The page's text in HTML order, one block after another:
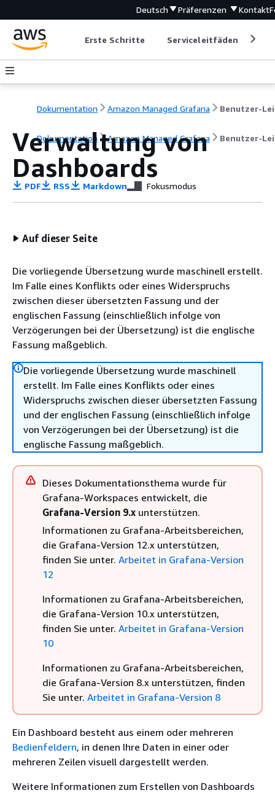
Deutsch Präferenzen Kontakt
Erste Schritte Serviceleitfäden
Dokumentation Amazon Managed Grafana
Dokumentation Amazon Managed Grafana Benutzer-
Verwaltung von
Dashboards
PDF RSS Markdown Fokusmodus
Auf dieser Seite
Die vorliegende Übersetzung wurde maschinell erstellt.
Im Falle eines Konflikts oder eines Widerspruchs
zwischen dieser übersetzten Fassung und der
englischen Fassung (einschließlich infolge von
Verzögerungen bei der Übersetzung) ist die englische
Fassung maßgeblich.
Die vorliegende Übersetzung wurde maschinell
erstellt. Im Falle eines Konflikts oder eines
Widerspruchs zwischen dieser übersetzten Fassung
und der englischen Fassung (einschließlich infolge
von Verzögerungen bei der Übersetzung) ist die
englische Fassung maßgeblich.
Dieses Dokumentationsthema wurde für
Grafana-Workspaces entwickelt, die
Grafana-Version 9.x unterstützen.
Informationen zu Grafana-Arbeitsbereichen,
die Grafana-Version 12.x unterstützen,
finden Sie unter. Arbeitet in Grafana-Version
12
Informationen zu Grafana-Arbeitsbereichen,
die Grafana-Version 10.x unterstützen,
finden Sie unter. Arbeitet in Grafana-Version
10
Informationen zu Grafana-Arbeitsbereichen,
die Grafana-Version 8.x unterstützen, finden
Sie unter. Arbeitet in Grafana-Version 8
Ein Dashboard besteht aus einem oder mehreren
Bedienfeldern, in denen Ihre Daten in einer oder
mehreren Zeilen visuell dargestellt werden.
Weitere Informationen zum Erstellen von Dashboards